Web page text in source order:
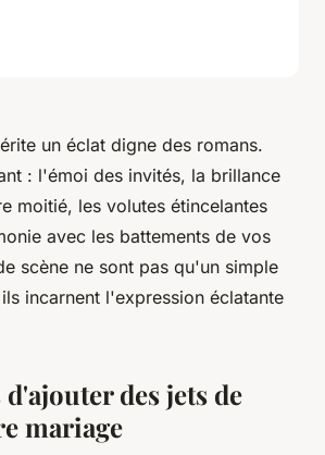
un éclat digne des romans.
: l'émoi des invités, la brillance
moitié, les volutes étincelantes
avec les battements de vos
scène ne sont pas qu'un simple
incarnent l'expression éclatante
des jets de
mariage